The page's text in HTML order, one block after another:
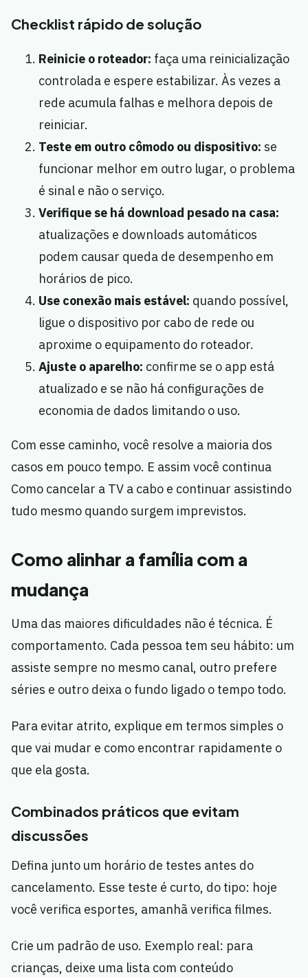
Checklist rápido de solução
Reinicie o roteador: faça uma reinicialização
controlada e espere estabilizar. Às vezes a
rede acumula falhas e melhora depois de
reiniciar.
Teste em outro cômodo ou dispositivo: se
funcionar melhor em outro lugar, o problema
é sinal e não o serviço.
Verifique se há download pesado na casa:
atualizações e downloads automáticos
podem causar queda de desempenho em
horários de pico.
Use conexão mais estável: quando possível,
ligue o dispositivo por cabo de rede ou
aproxime o equipamento do roteador.
Ajuste o aparelho: confirme se o app está
atualizado e se não há configurações de
economia de dados limitando o uso.
Com esse caminho, você resolve a maioria dos
casos em pouco tempo. E assim você continua
Como cancelar a TV a cabo e continuar assistindo
tudo mesmo quando surgem imprevistos.
Como alinhar a família com a
mudança
Uma das maiores dificuldades não é técnica. É
comportamento. Cada pessoa tem seu hábito: um
assiste sempre no mesmo canal, outro prefere
séries e outro deixa o fundo ligado o tempo todo.
Para evitar atrito, explique em termos simples o
que vai mudar e como encontrar rapidamente o
que ela gosta.
Combinados práticos que evitam
discussões
Defina junto um horário de testes antes do
cancelamento. Esse teste é curto, do tipo: hoje
você verifica esportes, amanhã verifica filmes.
Crie um padrão de uso. Exemplo real: para
crianças, deixe uma lista com conteúdo